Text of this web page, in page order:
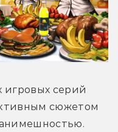
игровых серий
сюжетом